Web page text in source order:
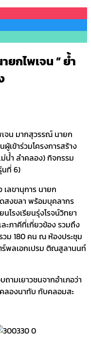
ยกไพเจน ” ย้ำ
จน มากสุวรรณ์ นายก
ผู้เข้าร่วมโครงการสร้าง
น้ำ ลำคลอง) กิจกรรม
นที่ 6)
ลขานุการ นายก
สงขลา พร้อมบุคลากร
โรงเรียนรุ่งโรจน์วิทยา
ะภาคีที่เกี่ยวข้อง รวมถึง
วม 180 คน ณ ห้องประชุม
ร์พลเอกเปรม ติณสูลานนท์
ามเยาวชนจากอำเภอว่า
ลองนาทับ กับคลอมสะ